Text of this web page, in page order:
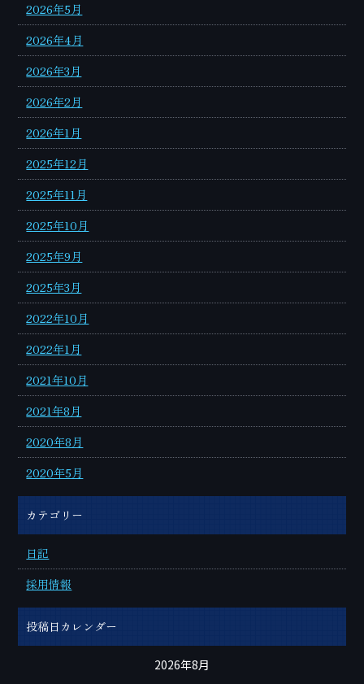
2026年5月
2026年4月
2026年3月
2026年2月
2026年1月
2025年12月
2025年11月
2025年10月
2025年9月
2025年3月
2022年10月
2022年1月
2021年10月
2021年8月
2020年8月
2020年5月
カテゴリー
日記
採用情報
投稿日カレンダー
2026年8月